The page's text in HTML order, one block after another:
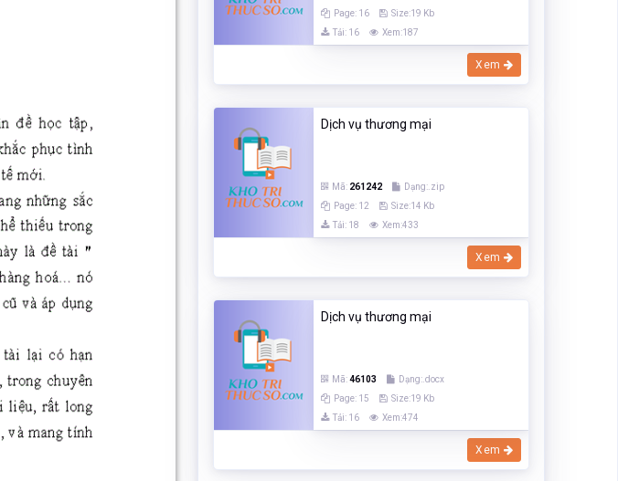
Page: 16
Size:19 Kb
Tải: 16
Xem:187
Xem
Dịch vụ thương mại
Mã: 261242
Dạng:.zip
Page: 12
Size:14 Kb
Tải: 18
Xem:433
Xem
Dịch vụ thương mại
Mã:46103
Dạng:.docx
Page: 15
Size:19 Kb
Tải: 16
Xem:474
Xem